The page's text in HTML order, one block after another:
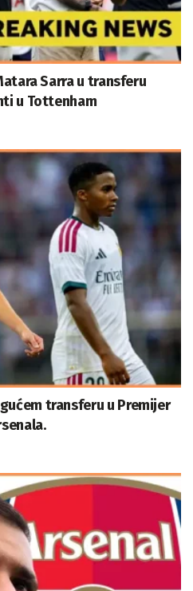
Sarra u transferu
u Tottenham
transferu u Premijer